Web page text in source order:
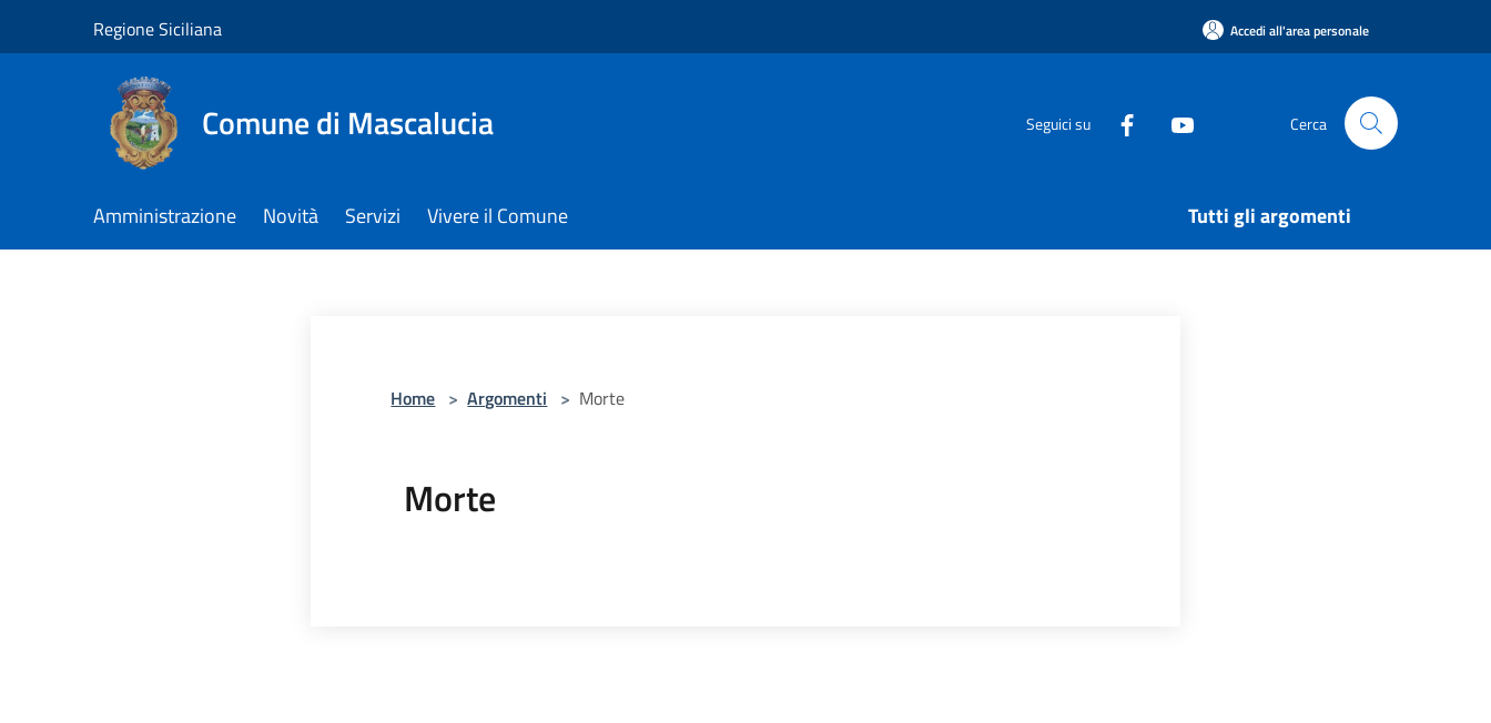
Regione Siciliana Accedi all'area personale
Comune di Mascalucia Seguici su Cerca
Amministrazione Novità Servizi Vivere il Comune Tutti gli argomenti
Home > Argomenti > Morte
Morte